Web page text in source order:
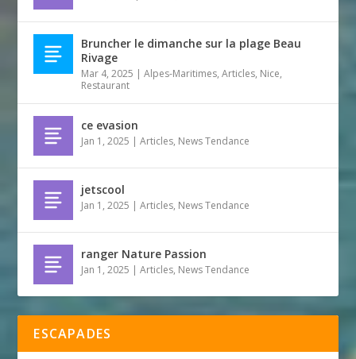
Bruncher le dimanche sur la plage Beau
Rivage
Mar 4, 2025 |Alpes-Maritimes,Articles, Nice,
Restaurant
ce evasion
Jan 1, 2025 |Articles, News Tendance
jetscool
Jan 1, 2025 |Articles, News Tendance
ranger Nature Passion
Jan 1, 2025 |Articles, News Tendance
ESCAPADES